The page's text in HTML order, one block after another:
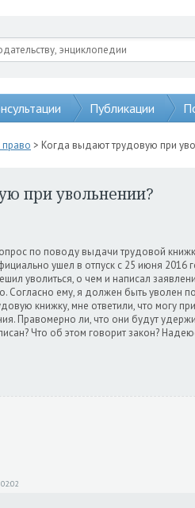
Публикации
> Когда выдают трудовую при
при увольнении?
по поводу выдачи трудовой
ушел в отпуск с 25 июня 2016
уволиться, о чем и написал
Согласно ему, я должен быть уволен
книжку, мне ответили, что могу
Правомерно ли, что они будут
Что об этом говорит закон?